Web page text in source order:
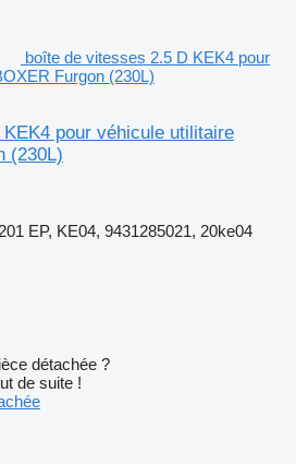
boîte de vitesses 2.5 D KEK4 pour
Furgon (230L)
pour véhicule utilitaire
(230L)
EP, KE04, 9431285021, 20ke04
détachée ?
de suite !